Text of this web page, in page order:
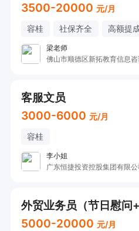
3500-20000 元/月
容桂 社保齐全 高额提
梁老师
佛山市顺德区新拓教育信息
客服文员
3000-6000 元/月
容桂
李小姐
广东恒捷投资控股集团有限公
5000-20000 元/月